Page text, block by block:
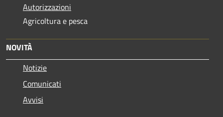
Autorizzazioni
Agricoltura e pesca
NOVITÀ
Notizie
Comunicati
Avvisi